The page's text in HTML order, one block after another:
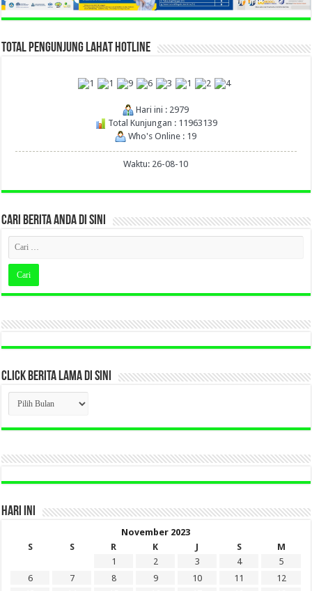
TOTAL PENGUNJUNG LAHAT HOTLINE
Hari ini : 2979
Total Kunjungan : 11963139
Who's Online : 19
Waktu: 26-08-10
CARI BERITA ANDA DI SINI
CLICK BERITA LAMA DI SINI
CLICK
BERITA
LAMA
DI
HARI INI
November 2023
S
S R K J S
M
1
2 3 4
5
6
7 8 9 10 11
12